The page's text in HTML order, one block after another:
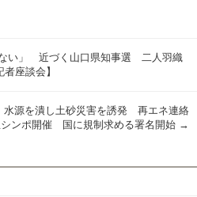
ない」 近づく山口県知事選 二人羽織
座談会】
源を潰し土砂災害を誘発 再エネ連絡
ンポ開催 国に規制求める署名開始 →